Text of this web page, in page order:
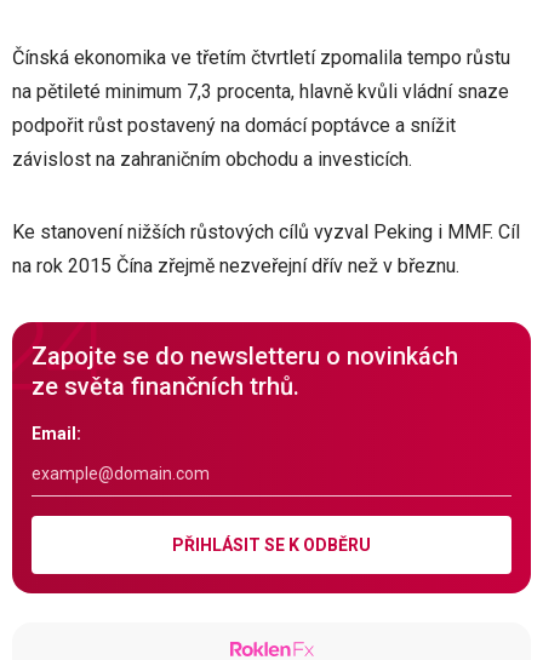
Čínská ekonomika ve třetím čtvrtletí zpomalila tempo růstu
na pětileté minimum 7,3 procenta, hlavně kvůli vládní snaze
podpořit růst postavený na domácí poptávce a snížit
závislost na zahraničním obchodu a investicích.
Ke stanovení nižších růstových cílů vyzval Peking i MMF. Cíl
na rok 2015 Čína zřejmě nezveřejní dřív než v březnu.
Zapojte se do newsletteru o novinkách
ze světa finančních trhů.
Email:
PŘIHLÁSIT SE K ODBĚRU